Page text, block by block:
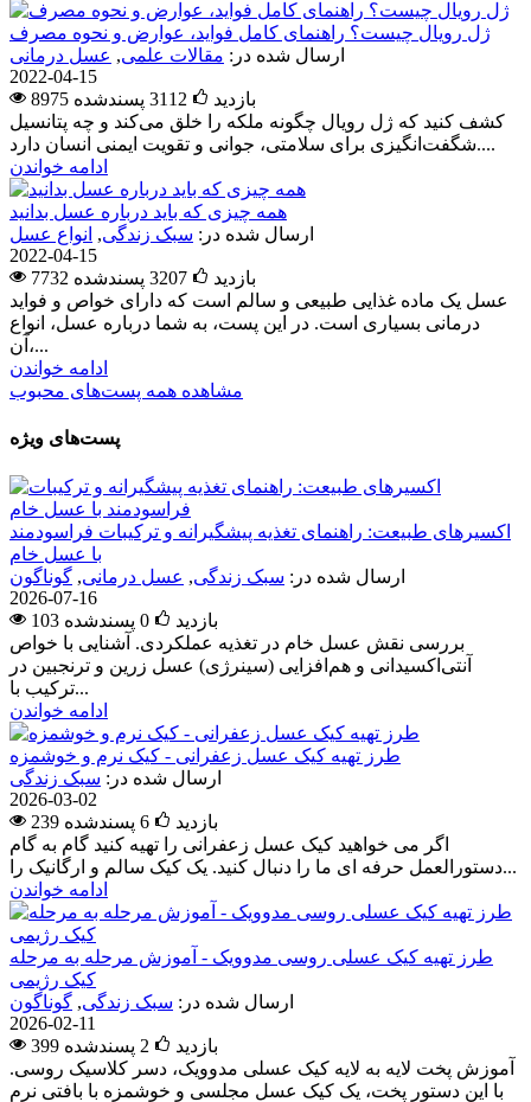
ژل رویال چیست؟ راهنمای کامل فواید، عوارض و نحوه مصرف
ارسال شده در: مقالات علمی, عسل درمانی
2022-04-15
8975 بازدید
3112 پسندشده
کشف کنید که ژل رویال چگونه ملکه را خلق می‌کند و چه پتانسیل
شگفت‌انگیزی برای سلامتی، جوانی و تقویت ایمنی انسان دارد....
ادامه خواندن
همه چیزی که باید درباره عسل بدانید
ارسال شده در: سبک زندگی, انواع عسل
2022-04-15
7732 بازدید
3207 پسندشده
عسل یک ماده غذایی طبیعی و سالم است که دارای خواص و فواید
درمانی بسیاری است. در این پست، به شما درباره عسل، انواع
آن،...
ادامه خواندن
مشاهده همه پست‌های محبوب
پست‌های ویژه
اکسیرهای طبیعت: راهنمای تغذیه پیشگیرانه و ترکیبات فراسودمند
با عسل خام
ارسال شده در: سبک زندگی, عسل درمانی, گوناگون
2026-07-16
103 بازدید
0 پسندشده
بررسی نقش عسل خام در تغذیه عملکردی. آشنایی با خواص
آنتی‌اکسیدانی و هم‌افزایی (سینرژی) عسل زرین و ترنجبین در
ترکیب با...
ادامه خواندن
طرز تهیه کیک عسل زعفرانی - کیک نرم و خوشمزه
ارسال شده در: سبک زندگی
2026-03-02
239 بازدید
6 پسندشده
اگر می خواهید کیک عسل زعفرانی را تهیه کنید گام به گام
دستورالعمل حرفه ای ما را دنبال کنید. یک کیک سالم و ارگانیک را...
ادامه خواندن
طرز تهیه کیک عسلی روسی مدوویک - آموزش مرحله به مرحله
کیک رژیمی
ارسال شده در: سبک زندگی, گوناگون
2026-02-11
399 بازدید
2 پسندشده
آموزش پخت لایه به لایه کیک عسلی مدوویک، دسر کلاسیک روسی.
با این دستور پخت، یک کیک عسل مجلسی و خوشمزه با بافتی نرم